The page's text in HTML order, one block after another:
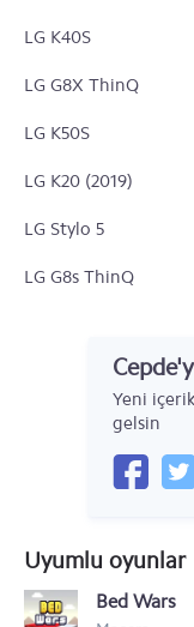
LG K40S
LG G8X ThinQ
LG K50S
LG K20 (2019)
LG Stylo 5
LG G8s ThinQ
LG G7 ThinQ
LG V35 ThinQ
LG K50
LG K40
Yeni
gelsin
Uyumlu oyunlar
Bed Wars